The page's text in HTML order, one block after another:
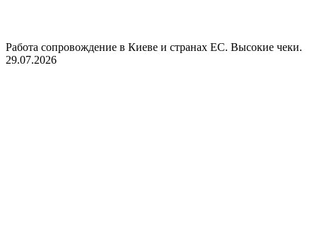
Работа сопровождение в Киеве и странах ЕС. Высокие чеки.
29.07.2026